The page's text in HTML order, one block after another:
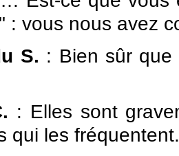
: vous nous avez
S. : Bien sûr
: Elles sont
qui les fréquentent.